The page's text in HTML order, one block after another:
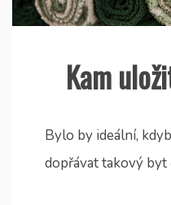
Kam
Bylo by ideální,
dopřávat takový